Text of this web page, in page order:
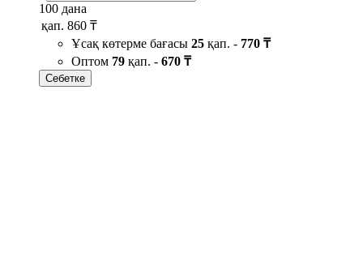
100 дана
қап. 860 ₸
Ұсақ көтерме бағасы 25 қап. - 770 ₸
Оптом 79 қап. - 670 ₸
Себетке